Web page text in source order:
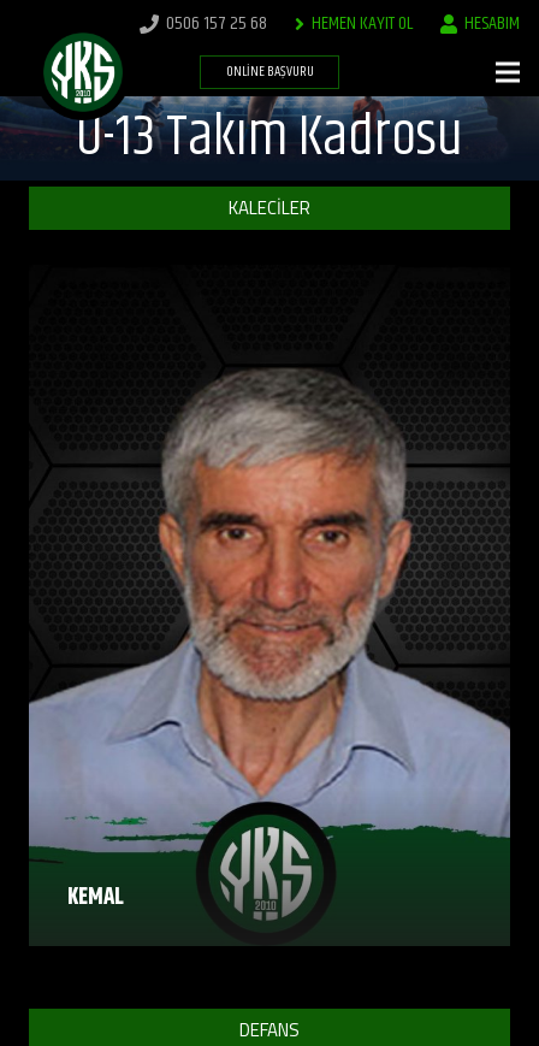
0506 157 25 68 HEMEN KAYIT OL HESABIM
ONLINE BAŞVURU
U-13 Takım Kadrosu
KALECİLER
KEMAL
DEFANS